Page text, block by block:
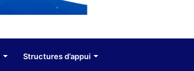
Structures d’appui